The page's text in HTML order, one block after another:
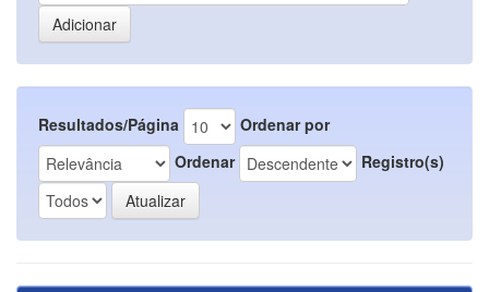
Resultados/Página
Ordenar por
Ordenar
Registro(s)